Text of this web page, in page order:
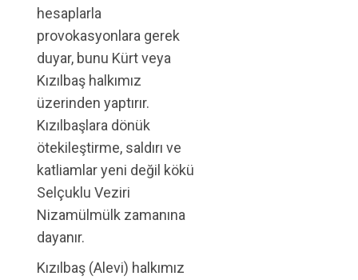
hesaplarla
provokasyonlara gerek
duyar, bunu Kürt veya
Kızılbaş halkımız
üzerinden yaptırır.
Kızılbaşlara dönük
ötekileştirme, saldırı ve
katliamlar yeni değil kökü
Selçuklu Veziri
Nizamülmülk zamanına
dayanır.
Kızılbaş (Alevi) halkımız